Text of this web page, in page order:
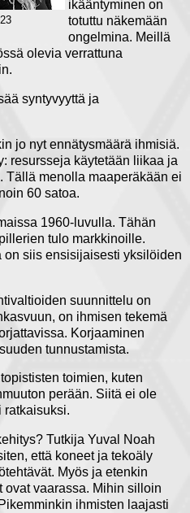
ikääntyminen on
totuttu näkemään
ongelmina. Meillä
olevia verrattuna
syntyvyyttä ja
jo nyt ennätysmäärä ihmisiä.
resursseja käytetään liikaa ja
Tällä menolla maaperäkään ei
60 satoa.
1960-luvulla. Tähän
tulo markkinoille.
on siis ensisijaisesti yksilöiden
suunnittelu on
on ihmisen tekemä
Korjaaminen
tunnustamista.
toimien, kuten
perään. Siitä ei ole
ratkaisuksi.
Tutkija Yuval Noah
että koneet ja tekoäly
Myös ja etenkin
ovat vaarassa. Mihin silloin
ihmisten laajasti